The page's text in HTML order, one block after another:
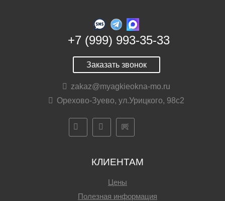
+7 (999) 993-35-33
Заказать звонок
zakaz@myagkieokna-mo.ru
Орехово-Зуево, ул.Урицкого, 98с2
КЛИЕНТАМ
Цены
Полезная информация